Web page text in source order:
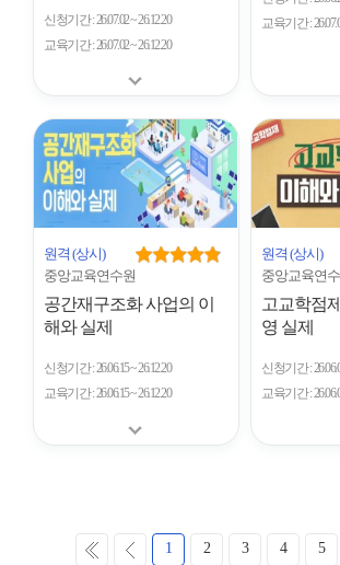
신청기간 26.07.02 ~ 26.12.20
교육기간 26.07.02 ~ 26.12.20
교육기간
원격 (상시)
중앙교육연수원
공간재구조화 사업의 이
해와 실제
신청기간 26.06.15 ~ 26.12.20
교육기간 26.06.15 ~ 26.12.20
원격 (상시)
중앙교육연
고교학점
영 실제
신청기간
교육기간
처 이 1 2 3 4 5